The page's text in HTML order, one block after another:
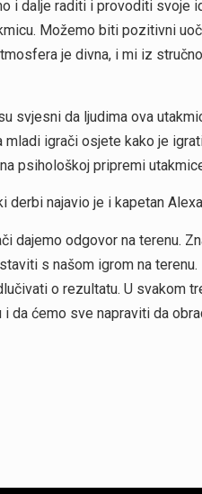
i dalje raditi i provoditi svoje
Možemo biti pozitivni
je divna, i mi iz
svjesni da ljudima ova
mladi igrači osjete kako je
psihološkoj pripremi
derbi najavio je i kapetan
dajemo odgovor na terenu.
s našom igrom na
o rezultatu. U svakom
i da ćemo sve napraviti da